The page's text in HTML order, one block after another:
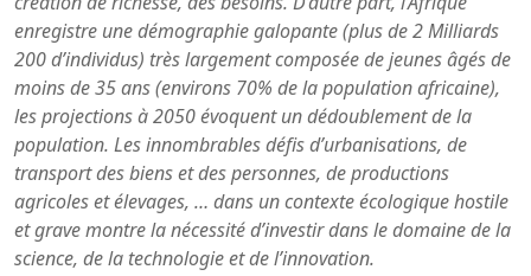
enregistre une démographie galopante (plus de 2 Milliards
200 d’individus) très largement composée de jeunes âgés de
moins de 35 ans (environs 70% de la population africaine),
les projections à 2050 évoquent un dédoublement de la
population. Les innombrables défis d’urbanisations, de
transport des biens et des personnes, de productions
agricoles et élevages, … dans un contexte écologique hostile
et grave montre la nécessité d’investir dans le domaine de la
science, de la technologie et de l’innovation.